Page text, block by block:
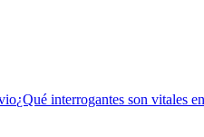
¿Qué interrogantes son vitales